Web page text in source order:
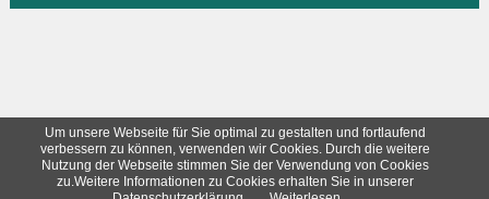
Um unsere Webseite für Sie optimal zu gestalten und fortlaufend
verbessern zu können, verwenden wir Cookies. Durch die weitere
Nutzung der Webseite stimmen Sie der Verwendung von Cookies
zu.Weitere Informationen zu Cookies erhalten Sie in unserer